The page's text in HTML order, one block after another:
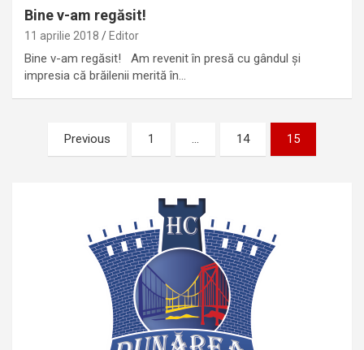
Bine v-am regăsit!
11 aprilie 2018 Editor
Bine v-am regăsit! Am revenit în presă cu gândul și
impresia că brăilenii merită în…
Paginație
articole
Previous 1 … 14 15